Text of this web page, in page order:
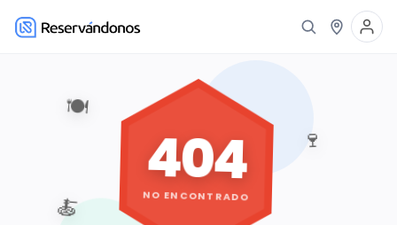
🍽️
🍷
🍝
404
NO ENCONTRADO